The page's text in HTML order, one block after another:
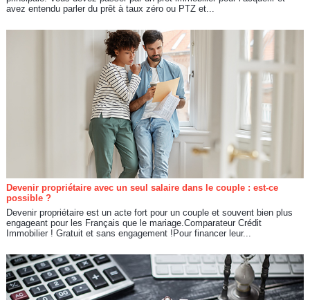
avez entendu parler du prêt à taux zéro ou PTZ et...
Devenir propriétaire avec un seul salaire dans le couple : est-ce
possible ?
Devenir propriétaire est un acte fort pour un couple et souvent bien plus
engageant pour les Français que le mariage.Comparateur Crédit
Immobilier ! Gratuit et sans engagement !Pour financer leur...